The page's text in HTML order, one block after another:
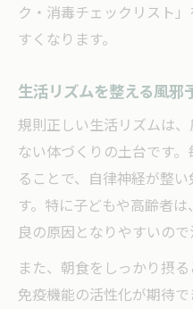
ク・消毒チェックリスト
すくなります。
生活リズムを整える風邪
規則正しい生活リズムは
ない体づくりの土台です
ることで、自律神経が整
す。特に子どもや高齢者
良の原因となりやすいので
また、朝食をしっかり摂
免疫機能の活性化が期待